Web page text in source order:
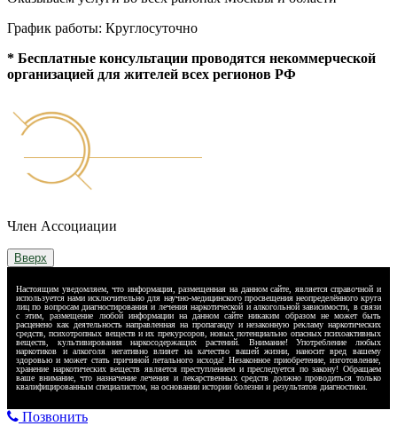
График работы: Круглосуточно
* Бесплатные консультации проводятся некоммерческой
организацией для жителей всех регионов РФ
Член Ассоциации
Вверх
Настоящим уведомляем, что информация, размещенная на данном сайте, является справочной и
используется нами исключительно для научно-медицинского просвещения неопределённого круга
лиц по вопросам диагностирования и лечения наркотической и алкогольной зависимости, в связи
с этим, размещение любой информации на данном сайте никаким образом не может быть
расценено как деятельность направленная на пропаганду и незаконную рекламу наркотических
средств, психотропных веществ и их прекурсоров, новых потенциально опасных психоактивных
веществ, культивирования наркосодержащих растений. Внимание! Употребление любых
наркотиков и алкоголя негативно влияет на качество вашей жизни, наносит вред вашему
здоровью и может стать причиной летального исхода! Незаконное приобретение, изготовление,
хранение наркотических веществ является преступлением и преследуется по закону! Обращаем
ваше внимание, что назначение лечения и лекарственных средств должно проводиться только
квалифицированным специалистом, на основании истории болезни и результатов диагностики.
Позвонить